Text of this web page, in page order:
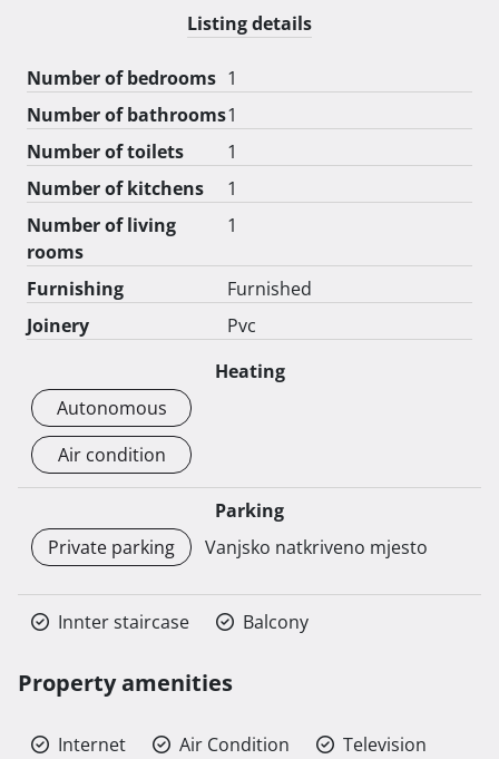
Listing details
Number of bedrooms 1
Number of bathrooms1
Number of toilets
1
Number of kitchens
1
Number of living
rooms
1
Furnishing
Furnished
Joinery
Pvc
Heating
Autonomous
Air condition
Parking
Private parking
Vanjsko natkriveno mjesto
Innter staircase Balcony
Property amenities
Internet Air Condition Television